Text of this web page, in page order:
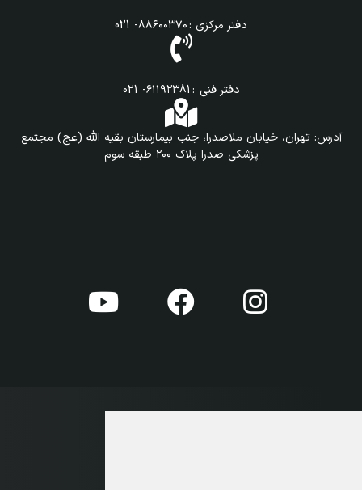
دفتر مرکزی : ۸۸۶۰۰۳۷۰- 021
دفتر فنی : ۶۱۱۹۲۳81- 021
آدرس: تهران، خیابان ملاصدرا، جنب بیمارستان بقیه الله (عج) مجتمع
پزشکی صدرا پلاک ۲۰۰ طبقه سوم